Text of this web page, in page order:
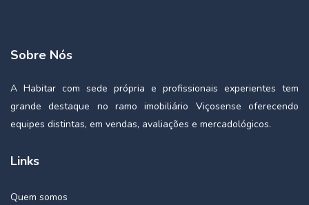
Sobre Nós
A Habitar com sede própria e profissionais experientes tem
grande destaque no ramo imobiliário Viçosense oferecendo
equipes distintas, em vendas, avaliações e mercadológicos.
Links
Quem somos